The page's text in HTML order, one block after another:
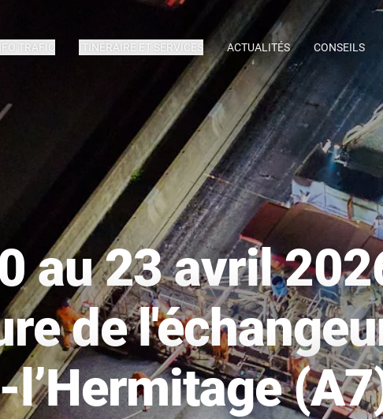
TRAFIC ITINÉRAIRE ET SERVICES ACTUALITÉS CONSEILS
au 23 avril
de
l’Hermitage